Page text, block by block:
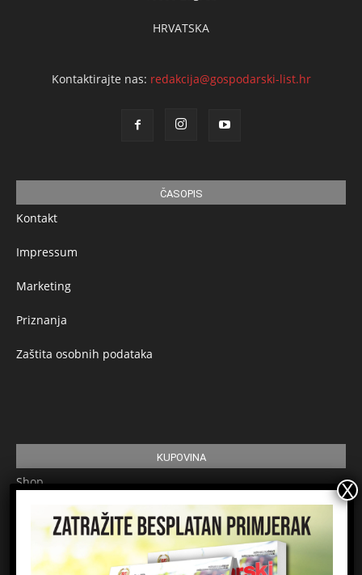
HRVATSKA
Kontaktirajte nas: redakcija@gospodarski-list.hr
ČASOPIS
Kontakt
Impressum
Marketing
Priznanja
Zaštita osobnih podataka
KUPOVINA
Shop
Pretplata
Uvjeti korištenja